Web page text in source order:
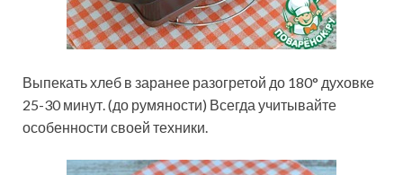
Выпекать хлеб в заранее разогретой до 180° духовке
25-30 минут. (до румяности) Всегда учитывайте
особенности своей техники.